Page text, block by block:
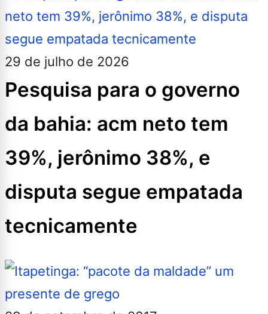
29 de julho de 2026
Pesquisa para o governo
da bahia: acm neto tem
39%, jerônimo 38%, e
disputa segue empatada
tecnicamente